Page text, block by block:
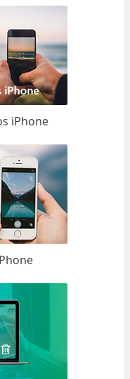
iPhone